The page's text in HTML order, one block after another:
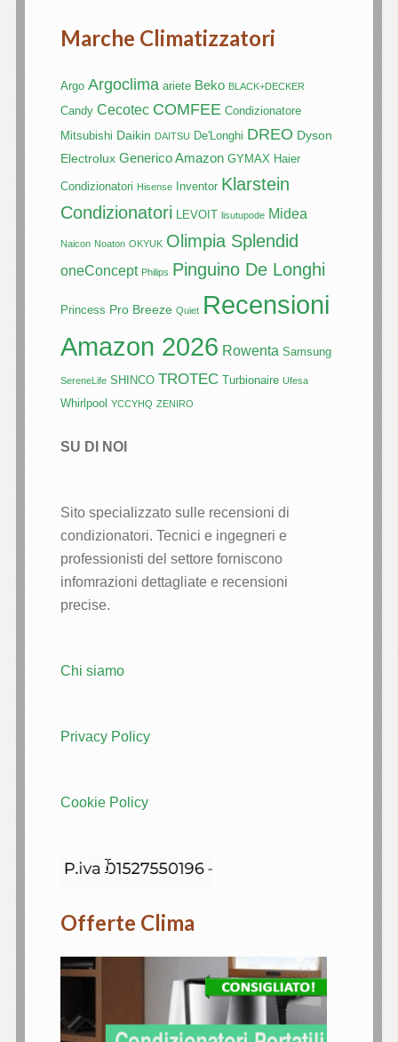
Marche Climatizzatori
Argo Argoclima ariete Beko BLACK+DECKER
Candy Cecotec COMFEE Condizionatore
Mitsubishi Daikin DAITSU De'Longhi DREO Dyson
Electrolux Generico Amazon GYMAX Haier
Condizionatori Hisense Inventor Klarstein
Condizionatori LEVOIT lisutupode Midea
Naicon Noaton OKYUK Olimpia Splendid
oneConcept Philips Pinguino De Longhi
Princess Pro Breeze Quiet Recensioni
Amazon 2026 Rowenta Samsung
SereneLife SHINCO TROTEC Turbionaire Ufesa
Whirlpool YCCYHQ ZENIRO
SU DI NOI
Sito specializzato sulle recensioni di
condizionatori. Tecnici e ingegneri e
professionisti del settore forniscono
infomrazioni dettagliate e recensioni
precise.
Chi siamo
Privacy Policy
Cookie Policy
Offerte Clima